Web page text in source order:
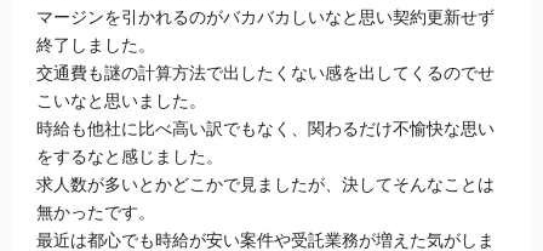
マージンを引かれるのがバカバカしいなと思い契約更新せず
終了しました。
交通費も謎の計算方法で出したくない感を出してくるのでせ
こいなと思いました。
時給も他社に比べ高い訳でもなく、関わるだけ不愉快な思い
をするなと感じました。
求人数が多いとかどこかで見ましたが、決してそんなことは
無かったです。
最近は都心でも時給が安い案件や受託業務が増えた気がしま